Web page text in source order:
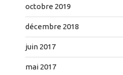
octobre 2019
décembre 2018
juin 2017
mai 2017